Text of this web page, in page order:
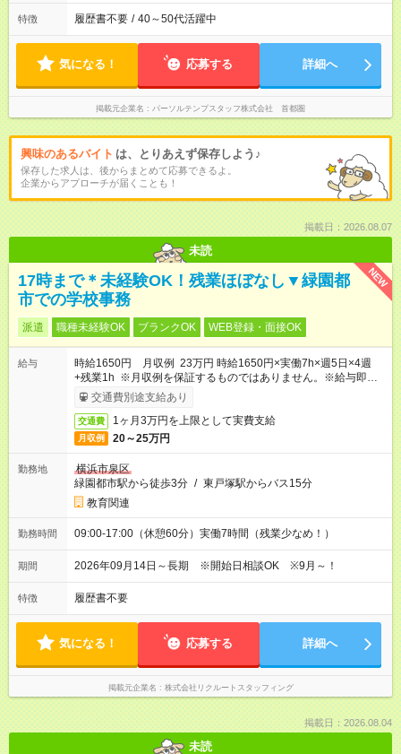
特徴 履歴書不要 / 40～50代活躍中
気になる！ 応募する 詳細へ
掲載元企業名 パーソルテンプスタッフ株式会社 首都圏
興味のあるバイト は、とりあえず保存しよう♪
保存した求人は、後からまとめて応募できるよ。
企業からアプローチが届くことも！
掲載日：2026.08.07
未読
NEW
17時まで＊未経験OK！残業ほぼなし▼緑園都
市での学校事務
派遣 職種未経験OK ブランクOK WEB登録・面接OK
給与
時給1650円 月収例 23万円 時給1650円×実働7h×週5日×4週
+残業1h ※月収例を保証するものではありません。※給与即受取
りサービス利用可（利用条件有）
交通費別途支給あり
交通費 1ヶ月3万円を上限として実費支給
月収例 20～25万円
勤務地
横浜市泉区
緑園都市駅から徒歩3分 / 東戸塚駅からバス15分
教育関連
勤務時間 09:00-17:00（休憩60分）実働7時間（残業少なめ！）
期間 2026年09月14日～長期 ※開始日相談OK ※9月～！
特徴 履歴書不要
気になる！ 応募する 詳細へ
掲載元企業名 株式会社リクルートスタッフィング
掲載日：2026.08.04
未読